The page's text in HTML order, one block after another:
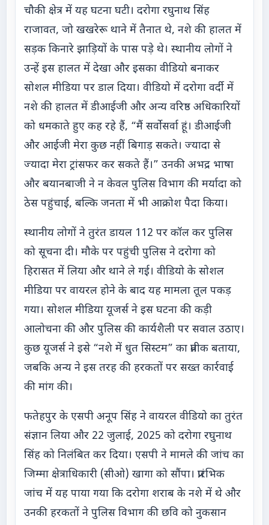
चौकी क्षेत्र में यह घटना घटी। दरोगा रघुनाथ सिंह
राजावत, जो खखरेरू थाने में तैनात थे, नशे की हालत में
सड़क किनारे झाड़ियों के पास पड़े थे। स्थानीय लोगों ने
उन्हें इस हालत में देखा और इसका वीडियो बनाकर
सोशल मीडिया पर डाल दिया। वीडियो में दरोगा वर्दी में
नशे की हालत में डीआईजी और अन्य वरिष्ठ अधिकारियों
को धमकाते हुए कह रहे हैं, “मैं सर्वोसर्वा हूं। डीआईजी
और आईजी मेरा कुछ नहीं बिगाड़ सकते। ज्यादा से
ज्यादा मेरा ट्रांसफर कर सकते हैं।” उनकी अभद्र भाषा
और बयानबाजी ने न केवल पुलिस विभाग की मर्यादा को
ठेस पहुंचाई, बल्कि जनता में भी आक्रोश पैदा किया।
स्थानीय लोगों ने तुरंत डायल 112 पर कॉल कर पुलिस
को सूचना दी। मौके पर पहुंची पुलिस ने दरोगा को
हिरासत में लिया और थाने ले गई। वीडियो के सोशल
मीडिया पर वायरल होने के बाद यह मामला तूल पकड़
गया। सोशल मीडिया यूजर्स ने इस घटना की कड़ी
आलोचना की और पुलिस की कार्यशैली पर सवाल उठाए।
कुछ यूजर्स ने इसे “नशे में धुत सिस्टम” का प्रतीक बताया,
जबकि अन्य ने इस तरह की हरकतों पर सख्त कार्रवाई
की मांग की।
फतेहपुर के एसपी अनूप सिंह ने वायरल वीडियो का तुरंत
संज्ञान लिया और 22 जुलाई, 2025 को दरोगा रघुनाथ
सिंह को निलंबित कर दिया। एसपी ने मामले की जांच का
जिम्मा क्षेत्राधिकारी (सीओ) खागा को सौंपा। प्रारंभिक
जांच में यह पाया गया कि दरोगा शराब के नशे में थे और
उनकी हरकतों ने पुलिस विभाग की छवि को नुकसान